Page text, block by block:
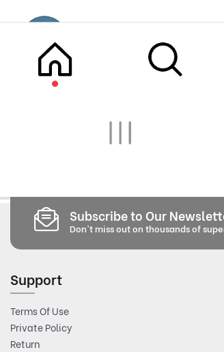
Subscribe to Our
Don't miss out on thousands of
Support
Terms Of Use
Private Policy
Return